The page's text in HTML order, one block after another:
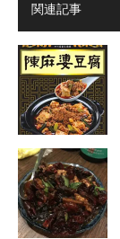
関連記事